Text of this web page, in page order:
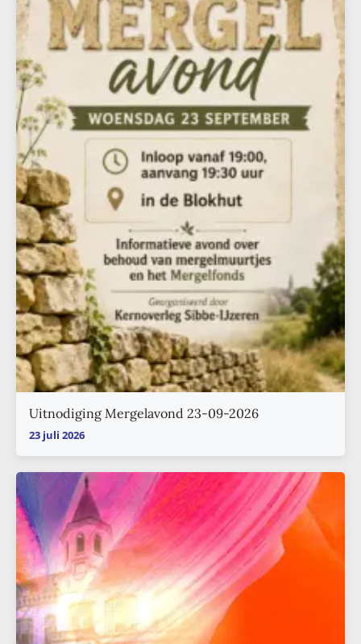
Uitnodiging Mergelavond 23-09-2026
23 juli 2026